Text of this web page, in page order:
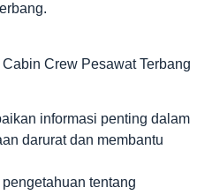
Crew Pesawat Terbang
informasi penting dalam
darurat dan membantu
tentang